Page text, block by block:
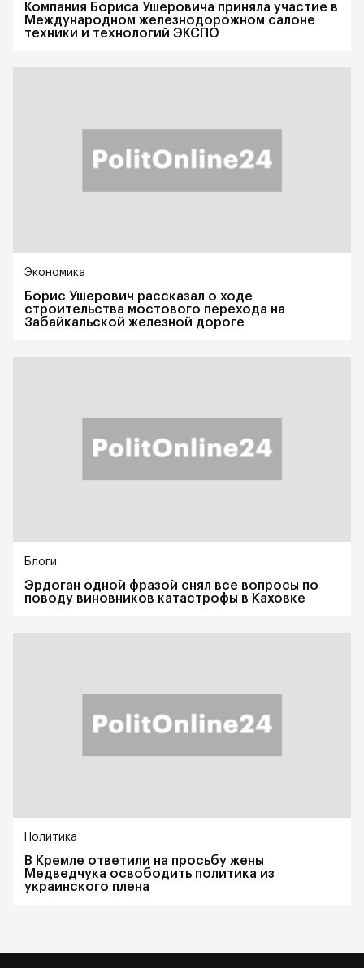
Компания Бориса Ушеровича приняла участие в
Международном железнодорожном салоне
техники и технологий ЭКСПО
Экономика
Борис Ушерович рассказал о ходе
строительства мостового перехода на
Забайкальской железной дороге
Блоги
Эрдоган одной фразой снял все вопросы по
поводу виновников катастрофы в Каховке
Политика
В Кремле ответили на просьбу жены
Медведчука освободить политика из
украинского плена